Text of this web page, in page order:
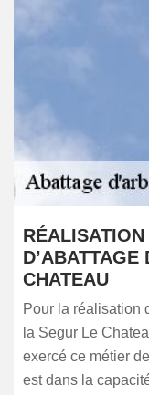
D’ABATTAGE
CHATEAU
Pour la réalisation
la Segur Le
exercé ce métier
est dans la